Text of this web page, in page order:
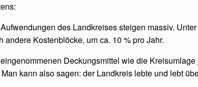
des Landkreises steigen massiv.
andere Kostenblöcke, um ca. 10 % pro Jahr.
Deckungsmittel wie die
kann also sagen: der Landkreis lebte und lebt